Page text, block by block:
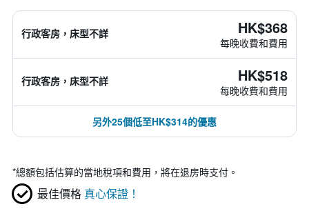
行政客房，床型不詳 HK$368
每晚收費和費用
行政客房，床型不詳 HK$518
每晚收費和費用
另外25個低至HK$314的優惠
*總額包括估算的當地稅項和費用，將在退房時支付。
最佳價格 真心保證！